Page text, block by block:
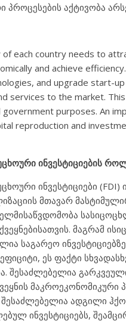
პროცესების აქტივობა
of each country needs to
and achieve
and upgrade start-
services to the market.
purposes. An
reproduction and
ინვესტიციების
ინვესტიციები
მთავარ
მაგრამ
საგარეო
ეს ფაქტი
შესაძლებელია
მაკროეკონომიკური
ადგილი
ინვესტიციებს,